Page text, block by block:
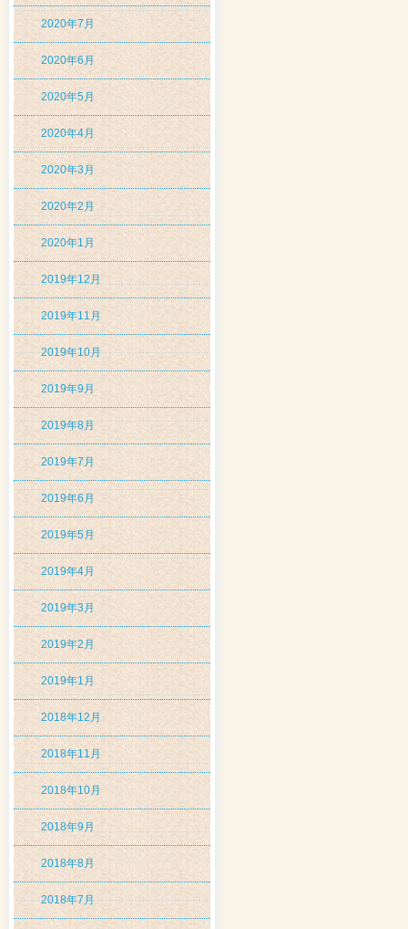
2020年7月
2020年6月
2020年5月
2020年4月
2020年3月
2020年2月
2020年1月
2019年12月
2019年11月
2019年10月
2019年9月
2019年8月
2019年7月
2019年6月
2019年5月
2019年4月
2019年3月
2019年2月
2019年1月
2018年12月
2018年11月
2018年10月
2018年9月
2018年8月
2018年7月